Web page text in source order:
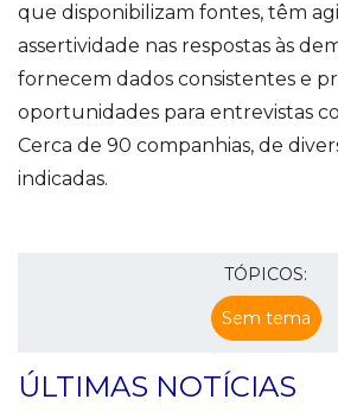
que disponibilizam fontes, têm
assertividade nas respostas às
fornecem dados consistentes e
oportunidades para entrevistas
Cerca de 90 companhias, de
indicadas.
TÓPICOS:
Sem tema
ÚLTIMAS NOTÍCIAS